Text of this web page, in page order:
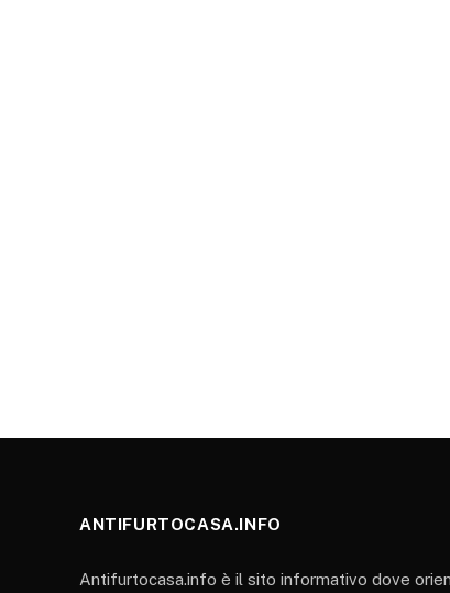
ANTIFURTOCASA.INFO
Antifurtocasa.info è il sito informativo dove